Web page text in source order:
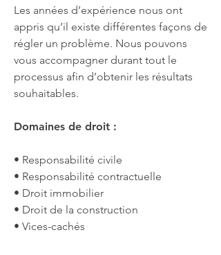
Les années d’expérience nous ont
appris qu’il existe différentes façons de
régler un problème. Nous pouvons
vous accompagner durant tout le
processus afin d’obtenir les résultats
souhaitables.
Domaines de droit :
• Responsabilité civile
• Responsabilité contractuelle
• Droit immobilier
• Droit de la construction
• Vices-cachés